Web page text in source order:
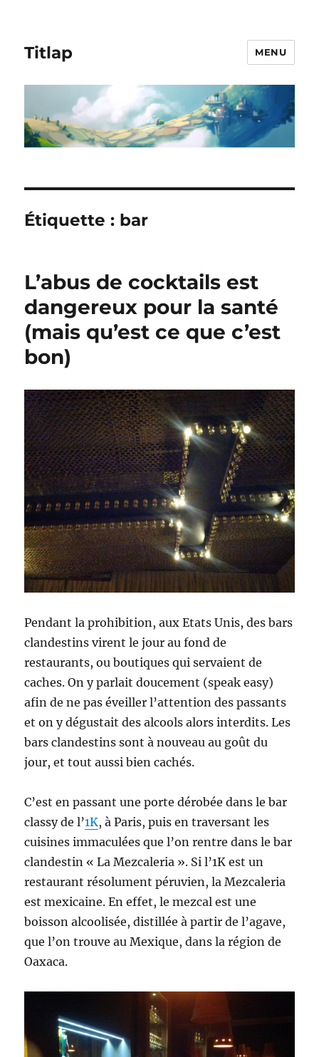
Titlap MENU
Étiquette : bar
L’abus de cocktails est
dangereux pour la santé
(mais qu’est ce que c’est
bon)
Pendant la prohibition, aux Etats Unis, des bars
clandestins virent le jour au fond de
restaurants, ou boutiques qui servaient de
caches. On y parlait doucement (speak easy)
afin de ne pas éveiller l’attention des passants
et on y dégustait des alcools alors interdits. Les
bars clandestins sont à nouveau au goût du
jour, et tout aussi bien cachés.
C’est en passant une porte dérobée dans le bar
classy de l’1K, à Paris, puis en traversant les
cuisines immaculées que l’on rentre dans le bar
clandestin « La Mezcaleria ». Si l’1K est un
restaurant résolument péruvien, la Mezcaleria
est mexicaine. En effet, le mezcal est une
boisson alcoolisée, distillée à partir de l’agave,
que l’on trouve au Mexique, dans la région de
Oaxaca.